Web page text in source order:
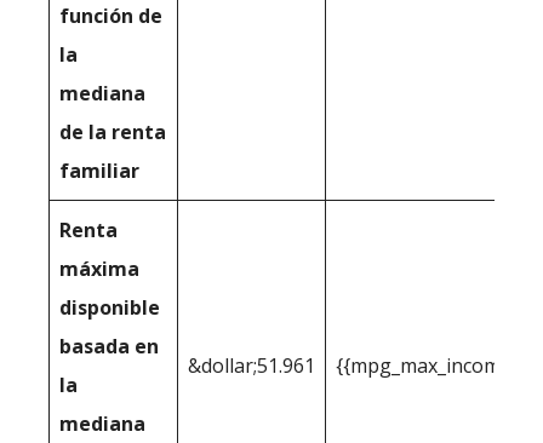
función de
la
mediana
de la renta
familiar
Renta
máxima
disponible
basada en
la
mediana
&dollar;51.961